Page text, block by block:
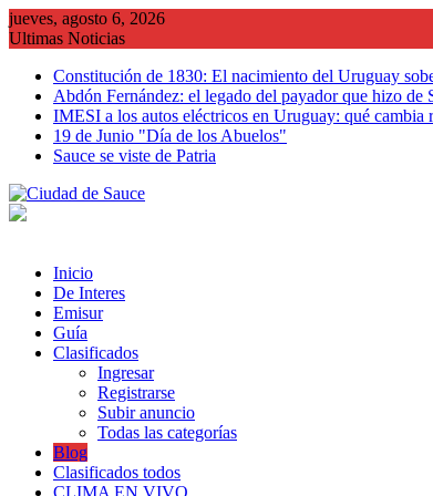
Saltar
al
jueves, agosto 6, 2026
Ultimas Noticias
Constitución de 1830: El nacimiento del Uruguay
Abdón Fernández: el legado del payador que hizo de
IMESI a los autos eléctricos en Uruguay: qué cambia
19 de Junio "Día de los Abuelos"
Sauce se viste de Patria
Inicio
De Interes
Emisur
Guía
Clasificados
Ingresar
Registrarse
Subir anuncio
Todas las categorías
Blog
Clasificados todos
CLIMA EN VIVO